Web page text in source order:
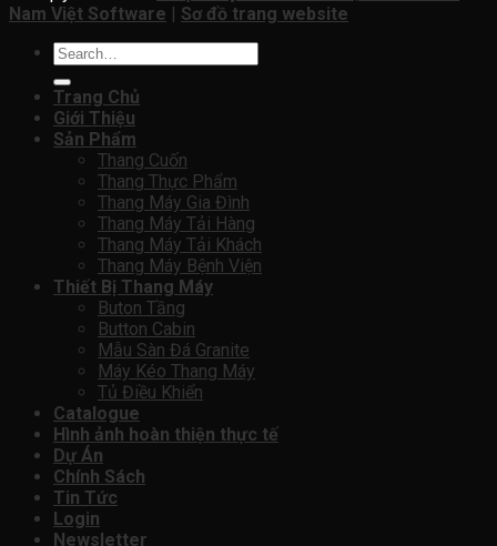
Nam Việt Software | Sơ đồ trang website
Search
for:
Trang Chủ
Giới Thiệu
Sản Phẩm
Thang Cuốn
Thang Thực Phẩm
Thang Máy Gia Đình
Thang Máy Tải Hàng
Thang Máy Tải Khách
Thang Máy Bệnh Viện
Thiết Bị Thang Máy
Buton Tầng
Button Cabin
Mẫu Sàn Đá Granite
Máy Kéo Thang Máy
Tủ Điều Khiển
Catalogue
Hình ảnh hoàn thiện thực tế
Dự Án
Chính Sách
Tin Tức
Login
Newsletter